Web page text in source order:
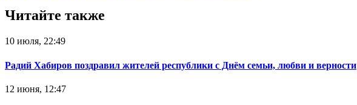
Читайте также
10 июля, 22:49
Радий Хабиров поздравил жителей республики с Днём семьи, любви и верности
12 июня, 12:47